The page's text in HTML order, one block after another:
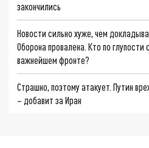
закончились
Новости сильно хуже, чем
Оборона провалена. Кто по
важнейшем фронте?
Страшно, поэтому атакует. Путин
– добавит за Иран